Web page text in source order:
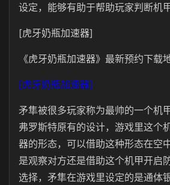
设定，能够有助于帮助玩家判断机
[虎牙奶瓶加速器]
《虎牙奶瓶加速器》最新预约下载
[虎牙奶瓶加速器]
矛隼被很多玩家称为最帅的一个机
弗罗斯特原有的设计，游戏里这个
器的形态，可以借助这种形态在空
是观察对方还是借助这个机甲开启
选择，矛隼在游戏里设定的是通体